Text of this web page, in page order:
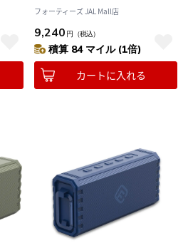
フォーティーズ JAL Mall店
9,240 円 （税込）
積算 84 マイル (1倍)
カートに入れる